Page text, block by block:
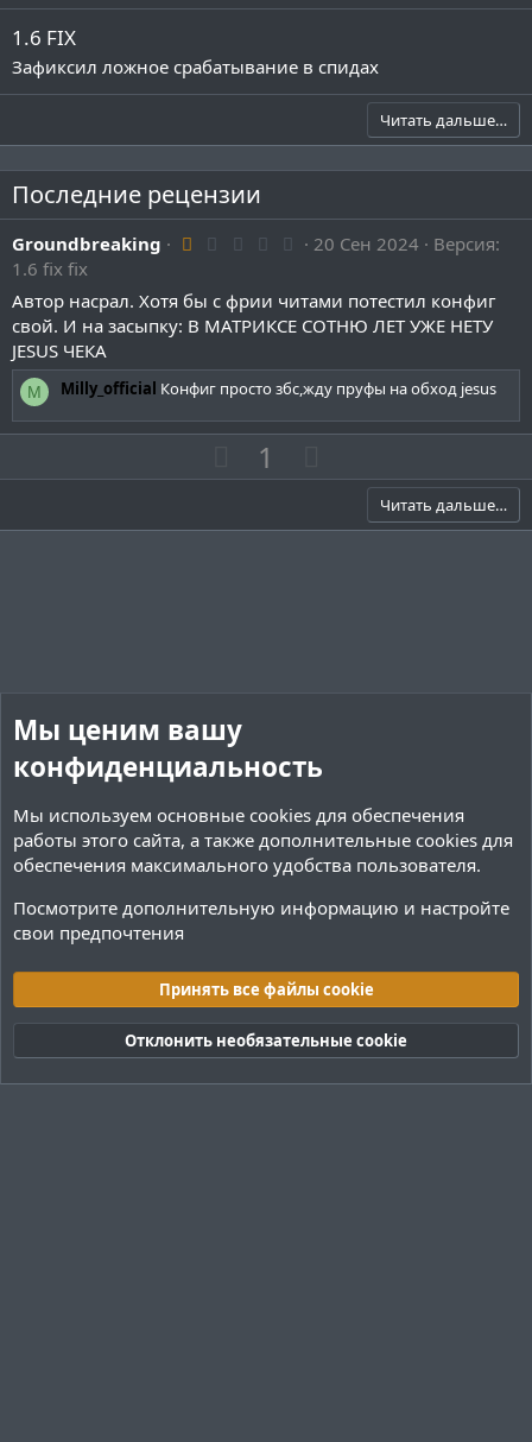
1.6 FIX
Зафиксил ложное срабатывание в спидах
Читать дальше…
Последние рецензии
Groundbreaking 1
0
з
в
з
д
20 Сен 2024
Версия:
1.6 fix fix
Автор насрал. Хотя бы с фрии читами потестил конфиг
свой. И на засыпку: В МАТРИКСЕ СОТНЮ ЛЕТ УЖЕ НЕТУ
JESUS ЧЕКА
M Milly_official Конфиг просто збс,жду пруфы на обход jesus
о
и
г
о
о
с
1
е
а
о
с
Читать дальше…
Cookies Тёмная (2020)
Русский (RU)
Обратная связь
Условия и правила
Политика конфиденциальности
Помощь
R
Мы ценим вашу
конфиденциальность
Мы используем основные cookies для обеспечения
работы этого сайта, а также дополнительные cookies для
обеспечения максимального удобства пользователя.
Посмотрите дополнительную информацию и настройте
свои предпочтения
Принять все файлы cookie
Отклонить необязательные cookie